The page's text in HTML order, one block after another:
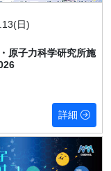
教 公募のお知らせ
午必着】
端研究基盤刷新
マは高輝度
力
日)
原子力科学研究所施
詳細